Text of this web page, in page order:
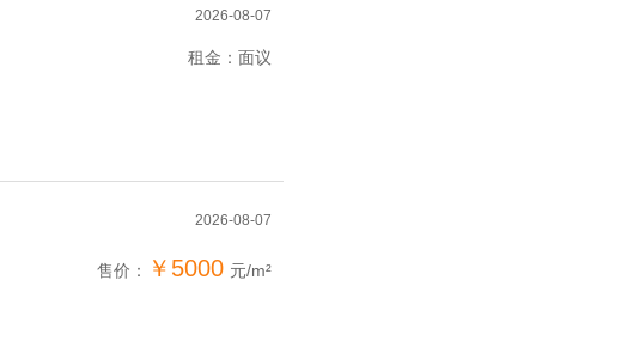
2026-08-07
租金：面议
2026-08-07
售价： ￥5000 元/m²